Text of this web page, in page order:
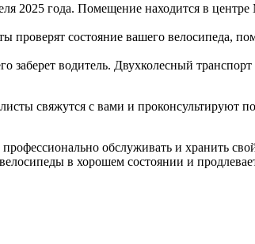
2025 года. Помещение находится в
состояние вашего велосипеда,
водитель. Двухколесный транспорт
свяжутся с вами и проконсультируют
обслуживать и хранить
в хорошем состоянии и